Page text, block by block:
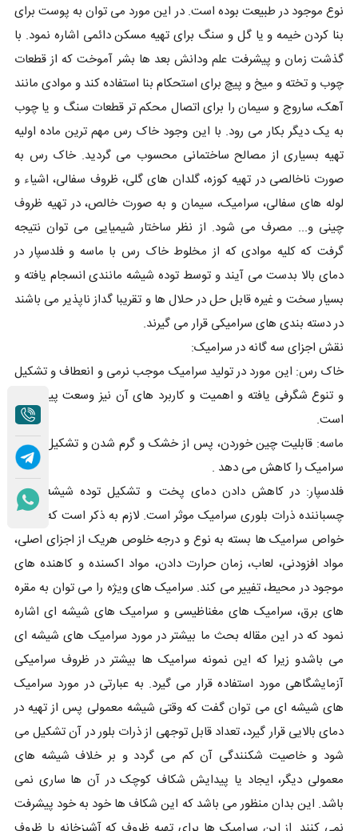
نوع موجود در طبیعت بوده است. در این مورد می توان به پوست برای
بنا کردن خیمه و یا گل و سنگ برای تهیه مسکن دائمی اشاره نمود. با
گذشت زمان و پیشرفت علم ودانش بعد ها بشر آموخت که از قطعات
چوب و تخته و میخ و پیچ برای استحکام بنا استفاده کند و موادی مانند
آهک، ساروج و سیمان را برای اتصال محکم تر قطعات سنگ و یا چوب
به یک دیگر بکار می رود. با این وجود خاک رس مهم ترین ماده اولیه
تهیه بسیاری از مصالح ساختمانی محسوب می گردید. خاک رس به
صورت ناخالصی در تهیه کوزه، گلدان های گلی، ظروف سفالی، اشیاء و
لوله های سفالی، سرامیک، سیمان و به صورت خالص، در تهیه ظروف
چینی و... مصرف می شود. از نظر ساختار شیمیایی می توان نتیجه
گرفت که کلیه موادی که از مخلوط خاک رس با ماسه و فلدسپار در
دمای بالا بدست می آیند و توسط توده شیشه مانندی انسجام یافته و
بسیار سخت و غیره قابل حل در حلال ها و تقریبا گداز ناپذیر می باشند
در دسته بندی های سرامیکی قرار می گیرند.
نقش اجزای سه گانه در سرامیک:
خاک رس: این مورد در تولید سرامیک موجب نرمی و انعطاف و تشکیل
و تنوع شگرفی یافته و اهمیت و کاربرد های آن نیز وسعت پیدا کرده
است.
ماسه: قابلیت چین خوردن، پس از خشک و گرم شدن و تشکیل بلوری
سرامیک را کاهش می دهد .
فلدسپار: در کاهش دادن دمای پخت و تشکیل توده شیشه ای و
چسباننده ذرات بلوری سرامیک موثر است. لازم به ذکر است که بدانید
خواص سرامیک ها بسته به نوع و درجه خلوص هریک از اجزای اصلی،
مواد افزودنی، لعاب، زمان حرارت دادن، مواد اکسنده و کاهنده های
موجود در محیط، تفییر می کند. سرامیک های ویژه را می توان به مقره
های برق، سرامیک های مغناظیسی و سرامیک های شیشه ای اشاره
نمود که در این مقاله بحث ما بیشتر در مورد سرامیک های شیشه ای
می باشدو زیرا که این نمونه سرامیک ها بیشتر در ظروف سرامیکی
آزمایشگاهی مورد استفاده قرار می گیرد. به عبارتی در مورد سرامیک
های شیشه ای می توان گفت که وقتی شیشه معمولی پس از تهیه در
دمای بالایی قرار گیرد، تعداد قابل توجهی از ذرات بلور در آن تشکیل می
شود و خاصیت شکنندگی آن کم می گردد و بر خلاف شیشه های
معمولی دیگر، ایجاد یا پیدایش شکاف کوچک در آن ها ساری نمی
باشد. این بدان منظور می باشد که این شکاف ها خود به خود پیشرفت